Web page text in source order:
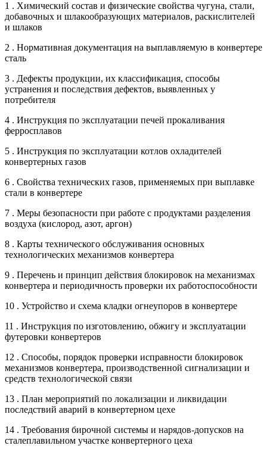
1 . Химический состав и физические свойства чугуна, стали,
добавочных и шлакообразующих материалов, раскислителей
и шлаков
2 . Нормативная документация на выплавляемую в конвертере
сталь
3 . Дефекты продукции, их классификация, способы
устранения и последствия дефектов, выявленных у
потребителя
4 . Инструкция по эксплуатации печей прокаливания
ферросплавов
5 . Инструкция по эксплуатации котлов охладителей
конвертерных газов
6 . Свойства технических газов, применяемых при выплавке
стали в конвертере
7 . Меры безопасности при работе с продуктами разделения
воздуха (кислород, азот, аргон)
8 . Карты технического обслуживания основных
технологических механизмов конвертера
9 . Перечень и принцип действия блокировок на механизмах
конвертера и периодичность проверки их работоспособности
10 . Устройство и схема кладки огнеупоров в конвертере
11 . Инструкция по изготовлению, обжигу и эксплуатации
футеровки конвертеров
12 . Способы, порядок проверки исправности блокировок
механизмов конвертера, производственной сигнализации и
средств технологической связи
13 . План мероприятий по локализации и ликвидации
последствий аварий в конвертерном цехе
14 . Требования бирочной системы и нарядов-допусков на
сталеплавильном участке конвертерного цеха